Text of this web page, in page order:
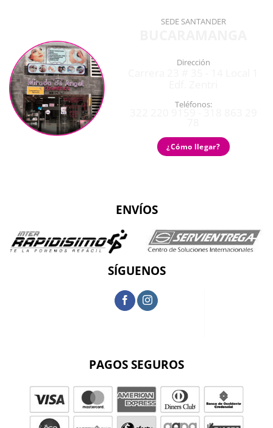
SEDE SANTANDER
Dirección
Teléfonos:
322 220 9159 - 318 863 29
¿Cómo llegar?
ENVÍOS
SÍGUENOS
PAGOS SEGUROS